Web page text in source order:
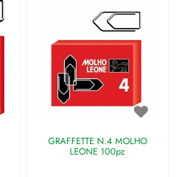
GRAFFETTE N.4 MOLHO
LEONE 100pz